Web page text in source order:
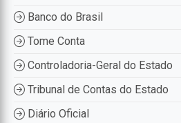
Banco do Brasil
Tome Conta
Controladoria-Geral do Estado
Tribunal de Contas do Estado
Diário Oficial